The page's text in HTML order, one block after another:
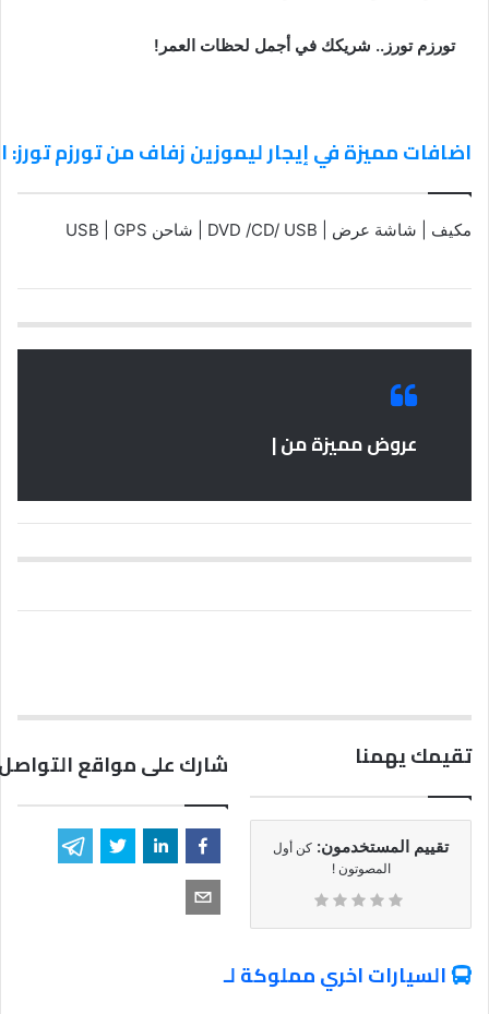
تورزم تورز.. شريكك في أجمل لحظات العمر!
اضافات مميزة في إيجار ليموزين زفاف من تورزم
مكيف | شاشة عرض | DVD /CD/ USB | شاحن USB | GPS
عروض مميزة من |
تقيمك يهمنا
تقييم المستخدمون: كن أول
المصوتون !
شارك على مواقع
السيارات اخري مملوكة لـ